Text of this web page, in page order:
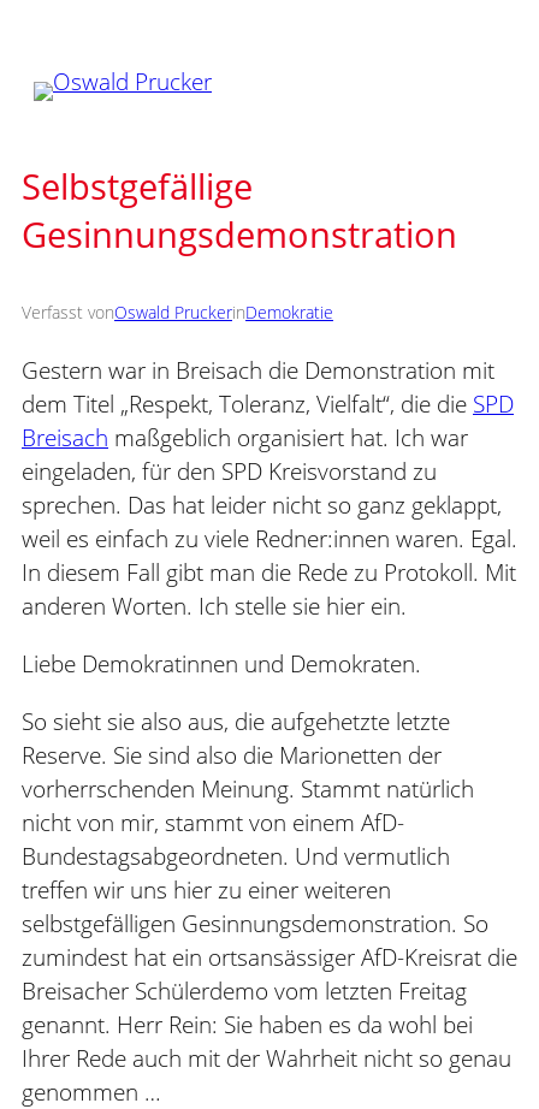
springen
Selbstgefällige
Gesinnungsdemonstration
Verfasst vonOswald PruckerinDemokratie
Gestern war in Breisach die Demonstration mit
dem Titel „Respekt, Toleranz, Vielfalt“, die die SPD
Breisach maßgeblich organisiert hat. Ich war
eingeladen, für den SPD Kreisvorstand zu
sprechen. Das hat leider nicht so ganz geklappt,
weil es einfach zu viele Redner:innen waren. Egal.
In diesem Fall gibt man die Rede zu Protokoll. Mit
anderen Worten. Ich stelle sie hier ein.
Liebe Demokratinnen und Demokraten.
So sieht sie also aus, die aufgehetzte letzte
Reserve. Sie sind also die Marionetten der
vorherrschenden Meinung. Stammt natürlich
nicht von mir, stammt von einem AfD-
Bundestagsabgeordneten. Und vermutlich
treffen wir uns hier zu einer weiteren
selbstgefälligen Gesinnungsdemonstration. So
zumindest hat ein ortsansässiger AfD-Kreisrat die
Breisacher Schülerdemo vom letzten Freitag
genannt. Herr Rein: Sie haben es da wohl bei
Ihrer Rede auch mit der Wahrheit nicht so genau
genommen …